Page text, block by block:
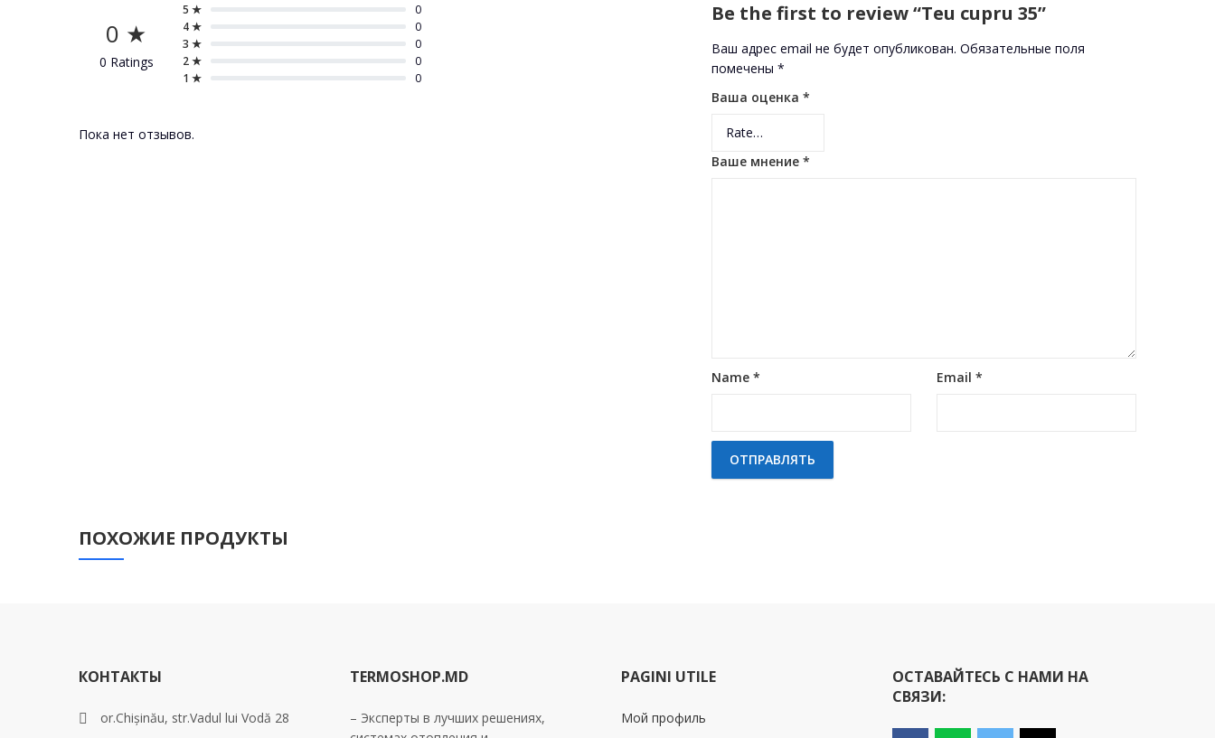
0 ★
0 Ratings
5 ★
0
4 ★
0
3 ★
0
2 ★
0
1 ★
0
Пока нет отзывов.
Be the first to review “Teu cupru 35”
Ваш адрес email не будет опубликован. Обязательные поля
помечены *
Ваша оценка *
Ваше мнение *
Name * Email *
ПОХОЖИЕ ПРОДУКТЫ
КОНТАКТЫ
or.Chișinău, str.Vadul lui Vodă 28
TERMOSHOP.MD
– Эксперты в лучших решениях,
PAGINI UTILE
Мой профиль
ОСТАВАЙТЕСЬ С НАМИ НА
СВЯЗИ: